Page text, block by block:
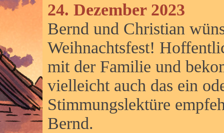
24. Dezember 2023
Bernd und Christian
Weihnachtsfest!
mit der Familie und
vielleicht auch das ein
Stimmungslektüre
Bernd.